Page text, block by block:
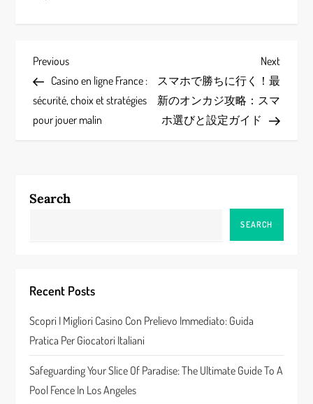
P
o
s
n
i
g
a
t
Previous
Post
Previous
Casino en ligne France :
sécurité, choix et stratégies
pour jouer malin
Next
Post
Next
スマホで勝ちに行く！最
新のオンカジ攻略：スマ
ホ選びと設定ガイド
Search
SEARCH
Recent Posts
Scopri I Migliori Casino Con Prelievo Immediato: Guida
Pratica Per Giocatori Italiani
Safeguarding Your Slice Of Paradise: The Ultimate Guide To A
Pool Fence In Los Angeles